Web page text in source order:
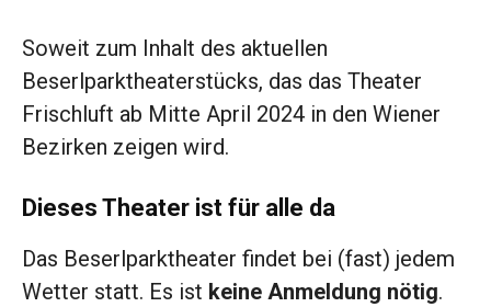
Soweit zum Inhalt des aktuellen
Beserlparktheaterstücks, das das Theater
Frischluft ab Mitte April 2024 in den Wiener
Bezirken zeigen wird.
Dieses Theater ist für alle da
Das Beserlparktheater findet bei (fast) jedem
Wetter statt. Es ist keine Anmeldung nötig.